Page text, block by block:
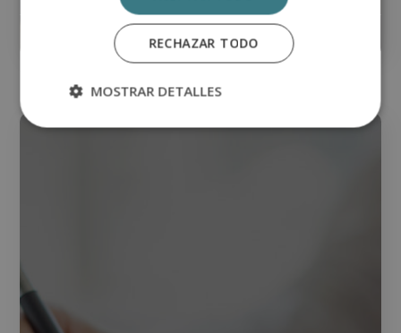
Matricúlate:1.580€
RECHAZAR TODO
MOSTRAR DETALLES